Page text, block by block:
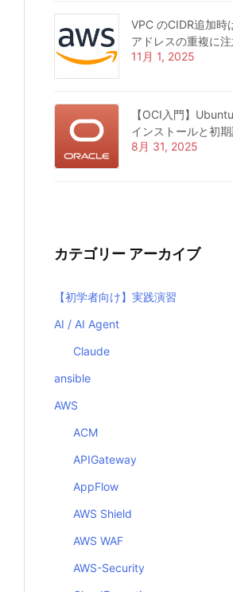
VPC のCIDR追加時
アドレスの重複に
11月 1, 2025
【OCI入門】
インストールと初
8月 31, 2025
カテゴリー アーカイブ
【初学者向け】実践演習
AI / AI Agent
Claude
ansible
AWS
ACM
APIGateway
AppFlow
AWS Shield
AWS WAF
AWS-Security